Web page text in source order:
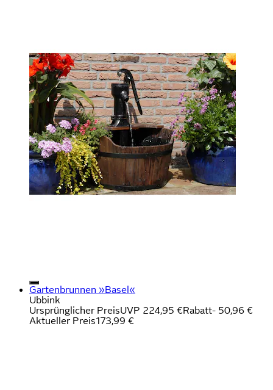
Gartenbrunnen »Basel«
Ubbink
Ursprünglicher PreisUVP 224,95 €Rabatt- 50,96 €
Aktueller Preis173,99 €